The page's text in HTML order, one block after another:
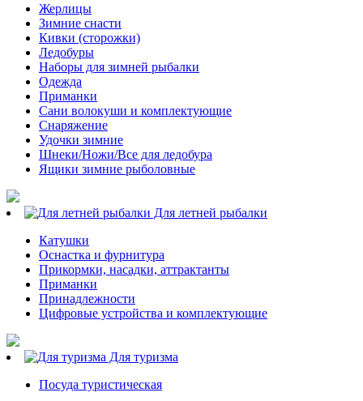
Жерлицы
Зимние снасти
Кивки (сторожки)
Ледобуры
Наборы для зимней рыбалки
Одежда
Приманки
Сани волокуши и комплектующие
Снаряжение
Удочки зимние
Шнеки/Ножи/Все для ледобура
Ящики зимние рыболовные
Для летней рыбалки
Катушки
Оснастка и фурнитура
Прикормки, насадки, аттрактанты
Приманки
Принадлежности
Цифровые устройства и комплектующие
Для туризма
Посуда туристическая